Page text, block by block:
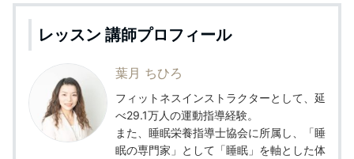
レッスン 講師プロフィール
葉月 ちひろ
フィットネスインストラクターとして、延
べ29.1万人の運動指導経験。
また、睡眠栄養指導士協会に所属し、「睡
眠の専門家」として「睡眠」を軸とした体